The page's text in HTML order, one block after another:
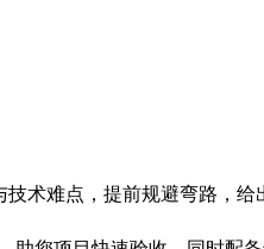
术难点，提前规避弯路，给